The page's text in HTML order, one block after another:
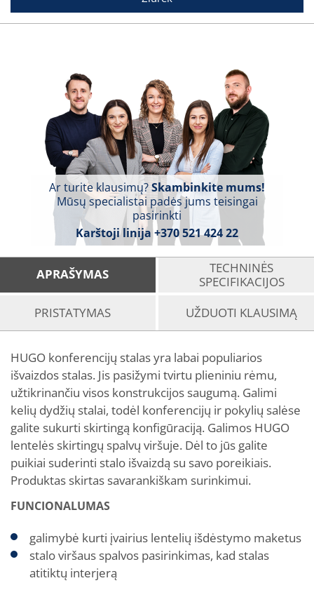
Ar turite klausimų?Skambinkite mums!
Mūsų specialistai padės jums teisingai
pasirinkti
Karštoji linija +370 521 424 22
APRAŠYMAS
TECHNINĖS
SPECIFIKACIJOS
PRISTATYMAS
UŽDUOTI KLAUSIMĄ
HUGO konferencijų stalas yra labai populiarios
išvaizdos stalas. Jis pasižymi tvirtu plieniniu rėmu,
užtikrinančiu visos konstrukcijos saugumą. Galimi
kelių dydžių stalai, todėl konferencijų ir pokylių salėse
galite sukurti skirtingą konfigūraciją. Galimos HUGO
lentelės skirtingų spalvų viršuje. Dėl to jūs galite
puikiai suderinti stalo išvaizdą su savo poreikiais.
Produktas skirtas savarankiškam surinkimui.
FUNCIONALUMAS
galimybė kurti įvairius lentelių išdėstymo maketus
stalo viršaus spalvos pasirinkimas, kad stalas
atitiktų interjerą